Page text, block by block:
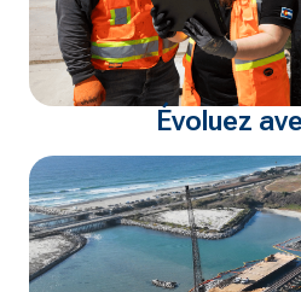
Évoluez